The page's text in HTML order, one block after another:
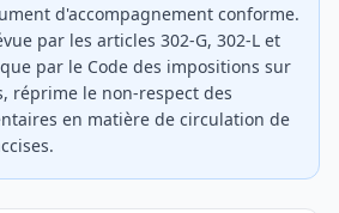
d'accompagnement conforme.
par les articles 302-G, 302-L et
par le Code des impositions sur
réprime le non-respect des
en matière de circulation de